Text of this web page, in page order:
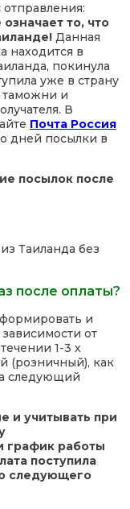
отправления:
означает то, что
Данная
находится в
покинула
уже в страну
таможни и
В
Почта Россия
дней посылки в
посылок после
Таиланда без
после оплаты?
и
от
1-3 х
(розничный), как
следующий
и учитывать при
график работы
поступила
следующего